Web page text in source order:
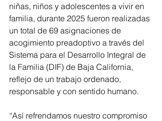
niñas, niños y adolescentes a vivir en
familia, durante 2025 fueron realizadas
un total de 69 asignaciones de
acogimiento preadoptivo a través del
Sistema para el Desarrollo Integral de
la Familia (DIF) de Baja California,
reflejo de un trabajo ordenado,
responsable y con sentido humano.
“Así refrendamos nuestro compromiso